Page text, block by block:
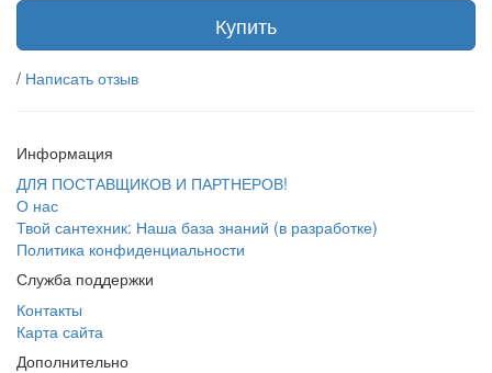
Купить
/ Написать отзыв
Информация
ДЛЯ ПОСТАВЩИКОВ И ПАРТНЕРОВ!
О нас
Твой сантехник: Наша база знаний (в разработке)
Политика конфиденциальности
Служба поддержки
Контакты
Карта сайта
Дополнительно